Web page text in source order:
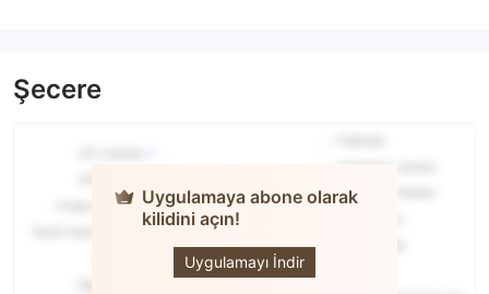
Şecere
Uygulamaya abone olarak
kilidini açın!
Uygulamayı İndir
PRIME